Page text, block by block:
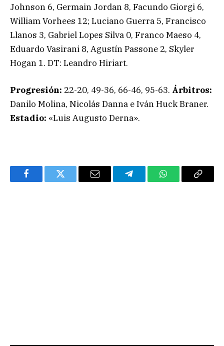
Johnson 6, Germain Jordan 8, Facundo Giorgi 6,
William Vorhees 12; Luciano Guerra 5, Francisco
Llanos 3, Gabriel Lopes Silva 0, Franco Maeso 4,
Eduardo Vasirani 8, Agustín Passone 2, Skyler
Hogan 1. DT: Leandro Hiriart.
Progresión: 22-20, 49-36, 66-46, 95-63. Árbitros:
Danilo Molina, Nicolás Danna e Iván Huck Braner.
Estadio: «Luis Augusto Derna».
FacebookTwitter Email TelegramWhatsAppCopy